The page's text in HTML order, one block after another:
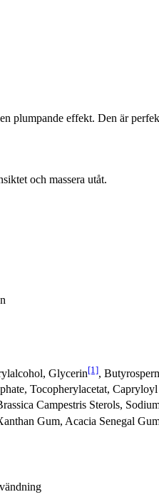
plumpande effekt. Den är
och massera utåt.
Glycerin[1],
Tocopherylacetat,
Campestris Sterols,
Gum, Acacia Senegal